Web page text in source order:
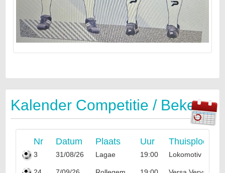
Kalender Competitie / Beker
Nr Datum Plaats Uur Thuisploeg
3 31/08/26 Lagae 19:00 Lokomotiv Popo